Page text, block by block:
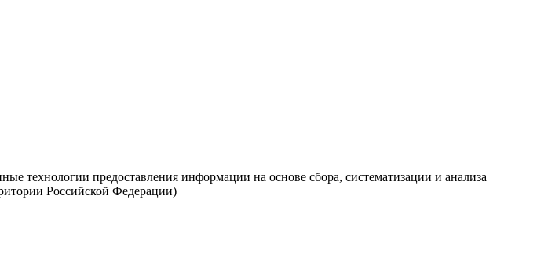
технологии предоставления информации на основе сбора, систематизации и анализа
Российской Федерации)